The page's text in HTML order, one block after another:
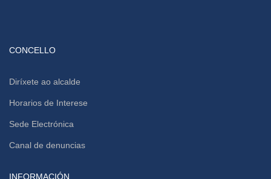
CONCELLO
Diríxete ao alcalde
Horarios de Interese
Sede Electrónica
Canal de denuncias
INFORMACIÓN